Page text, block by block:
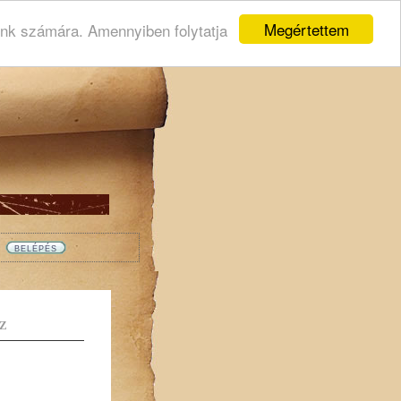
Megértettem
számára. Amennyiben folytatja
Z